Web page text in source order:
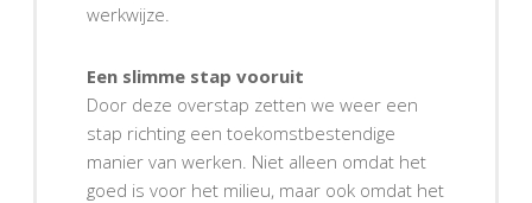
werkwijze.
Een slimme stap vooruit
Door deze overstap zetten we weer een
stap richting een toekomstbestendige
manier van werken. Niet alleen omdat het
goed is voor het milieu, maar ook omdat het